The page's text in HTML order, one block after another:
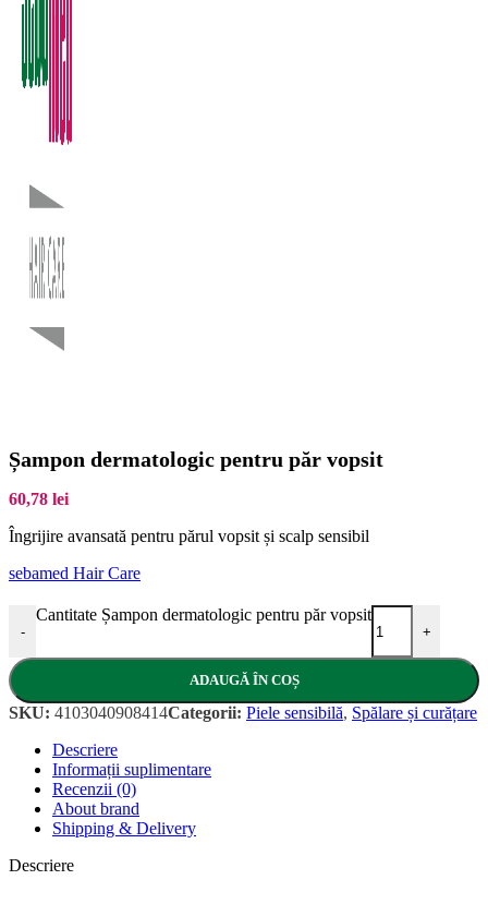
Șampon dermatologic pentru păr vopsit
60,78 lei
Îngrijire avansată pentru părul vopsit și scalp sensibil
sebamed Hair Care
-
Cantitate Șampon dermatologic pentru păr vopsit
+
ADAUGĂ ÎN COȘ
SKU: 4103040908414Categorii: Piele sensibilă, Spălare și curățare
Descriere
Informații suplimentare
Recenzii (0)
About brand
Shipping & Delivery
Descriere